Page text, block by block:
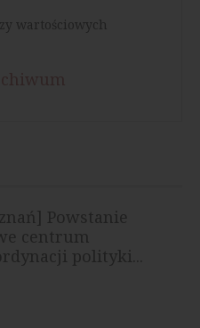
wartościowych
Powstanie
centrum
polityki...